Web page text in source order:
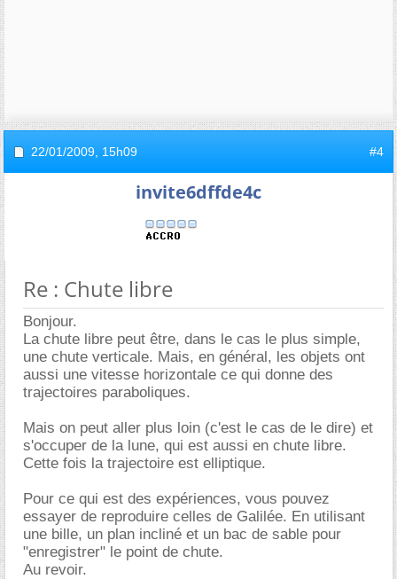
22/01/2009, 15h09 #4
invite6dffde4c
Re : Chute libre
Bonjour.
La chute libre peut être, dans le cas le plus simple,
une chute verticale. Mais, en général, les objets ont
aussi une vitesse horizontale ce qui donne des
trajectoires paraboliques.
Mais on peut aller plus loin (c'est le cas de le dire) et
s'occuper de la lune, qui est aussi en chute libre.
Cette fois la trajectoire est elliptique.
Pour ce qui est des expériences, vous pouvez
essayer de reproduire celles de Galilée. En utilisant
une bille, un plan incliné et un bac de sable pour
"enregistrer" le point de chute.
Au revoir.